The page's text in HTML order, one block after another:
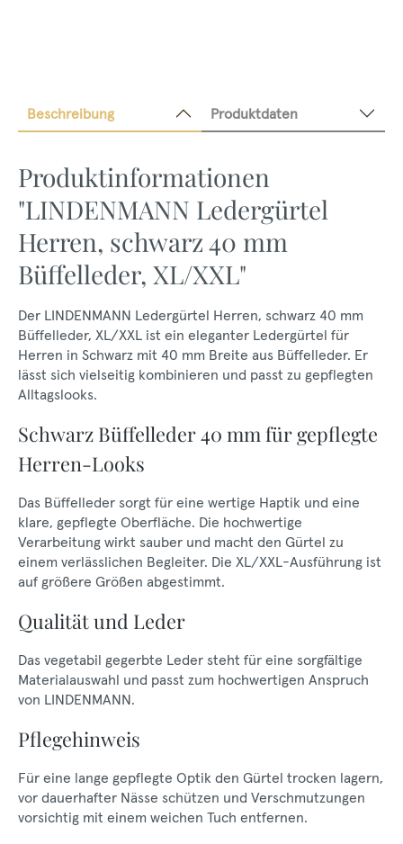
Beschreibung Produktdaten
Produktinformationen
"LINDENMANN Ledergürtel
Herren, schwarz 40 mm
Büffelleder, XL/XXL"
Der LINDENMANN Ledergürtel Herren, schwarz 40 mm
Büffelleder, XL/XXL ist ein eleganter Ledergürtel für
Herren in Schwarz mit 40 mm Breite aus Büffelleder. Er
lässt sich vielseitig kombinieren und passt zu gepflegten
Alltagslooks.
Schwarz Büffelleder 40 mm für gepflegte
Herren-Looks
Das Büffelleder sorgt für eine wertige Haptik und eine
klare, gepflegte Oberfläche. Die hochwertige
Verarbeitung wirkt sauber und macht den Gürtel zu
einem verlässlichen Begleiter. Die XL/XXL-Ausführung ist
auf größere Größen abgestimmt.
Qualität und Leder
Das vegetabil gegerbte Leder steht für eine sorgfältige
Materialauswahl und passt zum hochwertigen Anspruch
von LINDENMANN.
Pflegehinweis
Für eine lange gepflegte Optik den Gürtel trocken lagern,
vor dauerhafter Nässe schützen und Verschmutzungen
vorsichtig mit einem weichen Tuch entfernen.